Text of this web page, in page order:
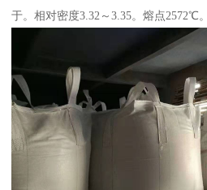
于。相对密度3.32～3.35。熔点2572℃